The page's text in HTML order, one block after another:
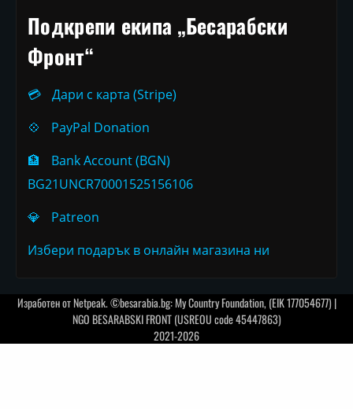
Подкрепи екипа „Бесарабски
Фронт“
💳
Дари с карта (Stripe)
💠
PayPal Donation
🏦
Bank Account (BGN)
BG21UNCR70001525156106
💎
Patreon
Избери подарък в онлайн магазина ни
Изработен отNetpeak. ©besarabia.bg: My Country Foundation, (EIK 177054677) |
NGO BESARABSKI FRONT (USREOU code 45447863)
2021-2026